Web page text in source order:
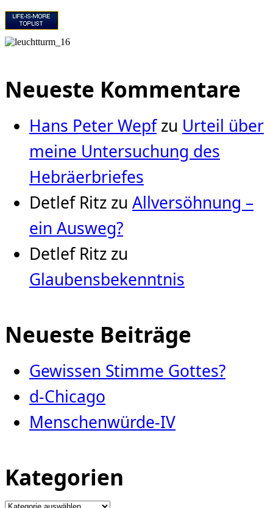
Neueste Kommentare
Hans Peter Wepfzu Urteil über
meine Untersuchung des
Hebräerbriefes
Detlef Ritz zu Allversöhnung –
ein Ausweg?
Detlef Ritz zu
Glaubensbekenntnis
Neueste Beiträge
Gewissen Stimme Gottes?
d-Chicago
Menschenwürde-IV
Kategorien
Kategorien